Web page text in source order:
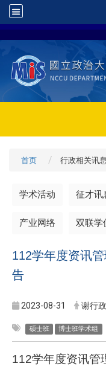
首页 行政相关讯息
学术活动 征才讯
产业网络 双联学
112学年度资讯
告
2023-08-31 谢行
硕士班 博士班学术组
112学年度资讯管